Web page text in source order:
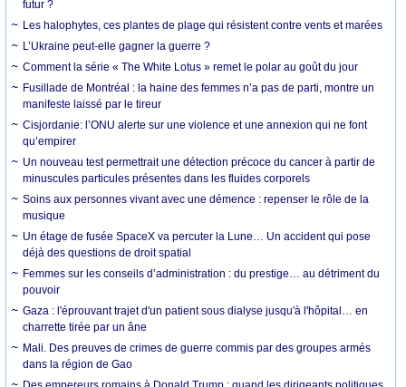
futur ?
Les halophytes, ces plantes de plage qui résistent contre vents et marées
L’Ukraine peut-elle gagner la guerre ?
Comment la série « The White Lotus » remet le polar au goût du jour
Fusillade de Montréal : la haine des femmes n’a pas de parti, montre un
manifeste laissé par le tireur
Cisjordanie: l’ONU alerte sur une violence et une annexion qui ne font
qu’empirer
Un nouveau test permettrait une détection précoce du cancer à partir de
minuscules particules présentes dans les fluides corporels
Soins aux personnes vivant avec une démence : repenser le rôle de la
musique
Un étage de fusée SpaceX va percuter la Lune… Un accident qui pose
déjà des questions de droit spatial
Femmes sur les conseils d’administration : du prestige… au détriment du
pouvoir
Gaza : l'éprouvant trajet d'un patient sous dialyse jusqu'à l'hôpital… en
charrette tirée par un âne
Mali. Des preuves de crimes de guerre commis par des groupes armés
dans la région de Gao